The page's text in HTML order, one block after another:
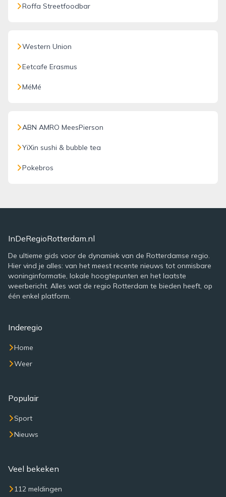
Roffa Streetfoodbar
Western Union
Eetcafe Erasmus
MéMé
ABN AMRO MeesPierson
YiXin sushi & bubble tea
Pokebros
InDeRegioRotterdam.nl
De ultieme gids voor de dynamiek van de Rotterdamse regio.
Hier vind je alles: van het meest recente nieuws tot onmisbare
woninginformatie, lokale hoogtepunten en het laatste
weerbericht. Alles wat de regio Rotterdam te bieden heeft, op
één enkel platform.
Inderegio
Home
Weer
Populair
Sport
Nieuws
Veel bekeken
112 meldingen